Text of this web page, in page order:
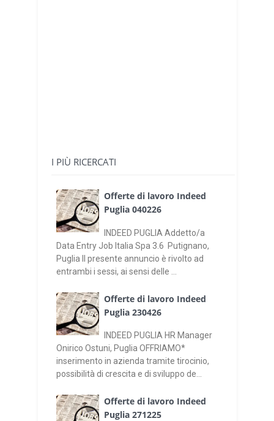
I PIÙ RICERCATI
Offerte di lavoro Indeed
Puglia 040226
INDEED PUGLIA Addetto/a
Data Entry Job Italia Spa 3.6 Putignano,
Puglia Il presente annuncio è rivolto ad
entrambi i sessi, ai sensi delle ...
Offerte di lavoro Indeed
Puglia 230426
INDEED PUGLIA HR Manager
Onirico Ostuni, Puglia OFFRIAMO*
inserimento in azienda tramite tirocinio,
possibilità di crescita e di sviluppo de...
Offerte di lavoro Indeed
Puglia 271225